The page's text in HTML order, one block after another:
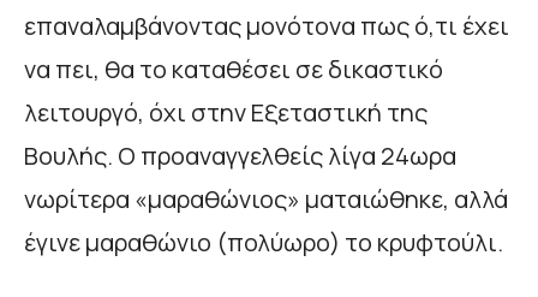
επαναλαμβάνοντας μονότονα πως ό,τι έχει
να πει, θα το καταθέσει σε δικαστικό
λειτουργό, όχι στην Εξεταστική της
Βουλής. Ο προαναγγελθείς λίγα 24ωρα
νωρίτερα «μαραθώνιος» ματαιώθηκε, αλλά
έγινε μαραθώνιο (πολύωρο) το κρυφτούλι.